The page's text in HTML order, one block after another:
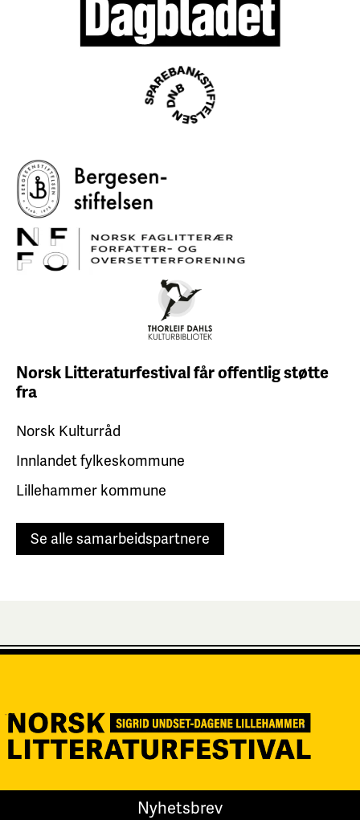
Norsk Litteraturfestival fåroffentlig støtte
fra
Norsk Kulturråd
Innlandet fylkeskommune
Lillehammer kommune
Se alle samarbeidspartnere
Nyhetsbrev